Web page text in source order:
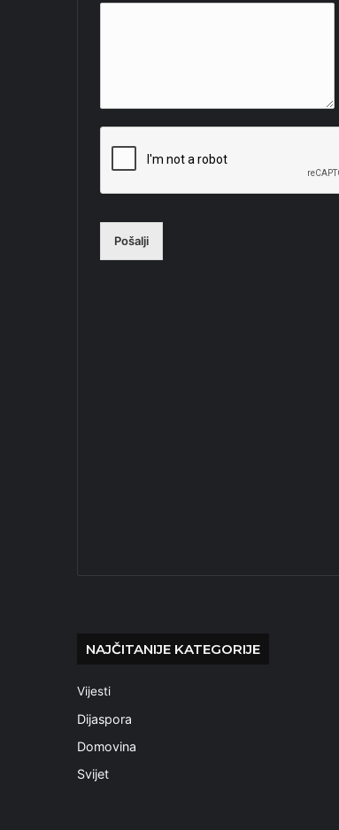
Pošalji
NAJČITANIJE KATEGORIJE
Vijesti
Dijaspora
Domovina
Svijet